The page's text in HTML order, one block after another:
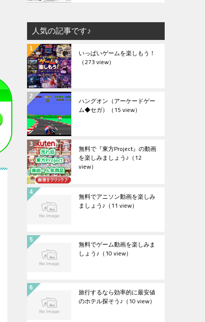
人気の記事です♪
いっぱいゲームを楽しもう！
（273 view）
ハングオン（アーケードゲー
ム◆セガ） （15 view）
無料で『東方Project』の動画
を楽しみましょう♪ （12
view）
無料でアニソン動画を楽しみ
ましょう♪ （11 view）
無料でゲーム動画を楽しみま
しょう♪ （10 view）
旅行するなら効率的に最安値
のホテル探そう♪ （10 view）